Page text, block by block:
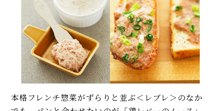
本格フレンチ惣菜がずらりと並ぶ＜レブレ＞のなか